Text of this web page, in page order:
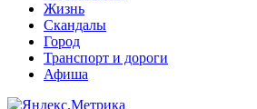
Жизнь
Скандалы
Город
Транспорт и дороги
Афиша